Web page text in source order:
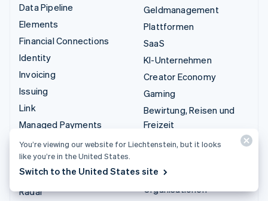
Data Pipeline
Elements
Financial Connections
Identity
Invoicing
Issuing
Link
Managed Payments
Zahlungslinks
Payments
Payouts
Radar
Geldmanagement
Plattformen
SaaS
KI-Unternehmen
Creator Economy
Gaming
Bewirtung, Reisen und
Freizeit
Versicherungen
Gemeinnützige
Organisationen
You’re viewing our website for Liechtenstein, but it looks
like you’re in the United States.
Switch to the United States site